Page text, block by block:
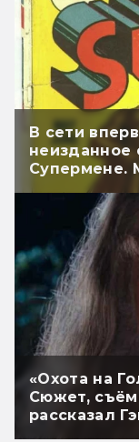
В сети
неизданное
Супермене.
«Охота на
Сюжет,
рассказал